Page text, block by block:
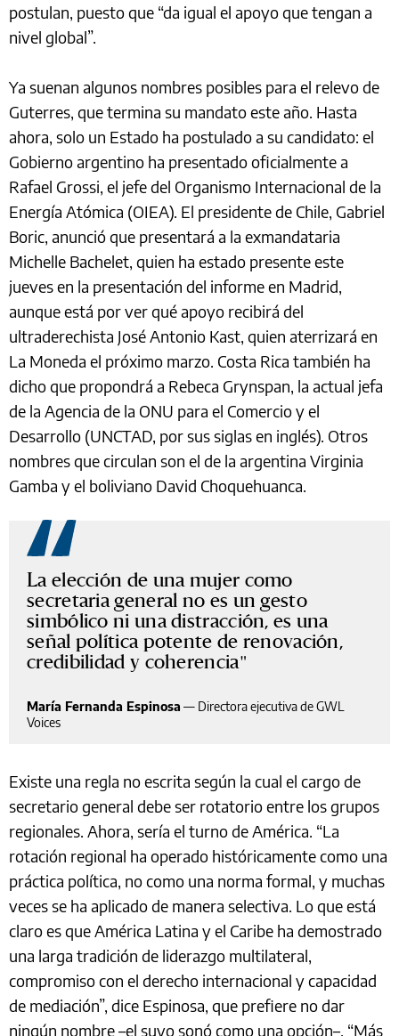
postulan, puesto que “da igual el apoyo que tengan a
nivel global”.
Ya suenan algunos nombres posibles para el relevo de
Guterres, que termina su mandato este año. Hasta
ahora, solo un Estado ha postulado a su candidato: el
Gobierno argentino ha presentado oficialmente a
Rafael Grossi, el jefe del Organismo Internacional de la
Energía Atómica (OIEA). El presidente de Chile, Gabriel
Boric, anunció que presentará a la exmandataria
Michelle Bachelet, quien ha estado presente este
jueves en la presentación del informe en Madrid,
aunque está por ver qué apoyo recibirá del
ultraderechista José Antonio Kast, quien aterrizará en
La Moneda el próximo marzo. Costa Rica también ha
dicho que propondrá a Rebeca Grynspan, la actual jefa
de la Agencia de la ONU para el Comercio y el
Desarrollo (UNCTAD, por sus siglas en inglés). Otros
nombres que circulan son el de la argentina Virginia
Gamba y el boliviano David Choquehuanca.
La elección de una mujer como
secretaria general no es un gesto
simbólico ni una distracción, es una
señal política potente de renovación,
credibilidad y coherencia
María Fernanda Espinosa — Directora ejecutiva de GWL
Voices
Existe una regla no escrita según la cual el cargo de
secretario general debe ser rotatorio entre los grupos
regionales. Ahora, sería el turno de América. “La
rotación regional ha operado históricamente como una
práctica política, no como una norma formal, y muchas
veces se ha aplicado de manera selectiva. Lo que está
claro es que América Latina y el Caribe ha demostrado
una larga tradición de liderazgo multilateral,
compromiso con el derecho internacional y capacidad
de mediación”, dice Espinosa, que prefiere no dar
ningún nombre –el suyo sonó como una opción–. “Más